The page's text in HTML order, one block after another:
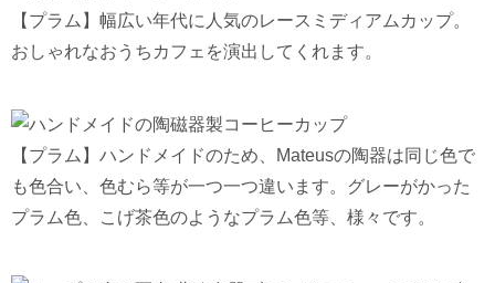
【プラム】幅広い年代に人気のレースミディアムカップ。
おしゃれなおうちカフェを演出してくれます。
【プラム】ハンドメイドのため、Mateusの陶器は同じ色で
も色合い、色むら等が一つ一つ違います。グレーがかった
プラム色、こげ茶色のようなプラム色等、様々です。